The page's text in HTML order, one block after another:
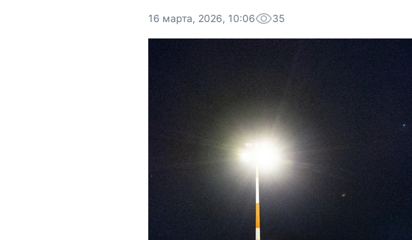
16 марта, 2026, 10:06 35